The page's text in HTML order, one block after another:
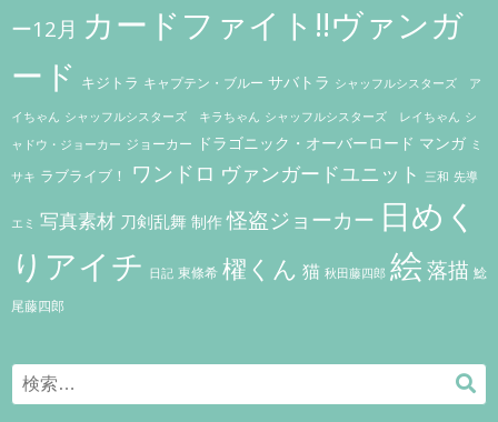
ー12月 カードファイト!!ヴァンガ
ード キジトラ キャプテン・ブルー サバトラ シャッフルシスターズ ア
イちゃん シャッフルシスターズ キラちゃん シャッフルシスターズ レイちゃん シ
ャドウ・ジョーカー ジョーカー ドラゴニック・オーバーロード マンガ ミ
サキ ラブライブ！ ワンドロ ヴァンガードユニット 三和 先導
エミ 写真素材 刀剣乱舞 制作 怪盗ジョーカー 日めく
りアイチ 日記 東條希 櫂くん 猫 秋田藤四郎 絵落描 鯰
尾藤四郎
Search
for:
検